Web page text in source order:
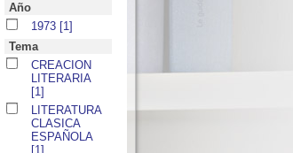
Año
1973 [1]
Tema
CREACION
LITERARIA
[1]
LITERATURA
CLASICA
ESPAÑOLA
[1]